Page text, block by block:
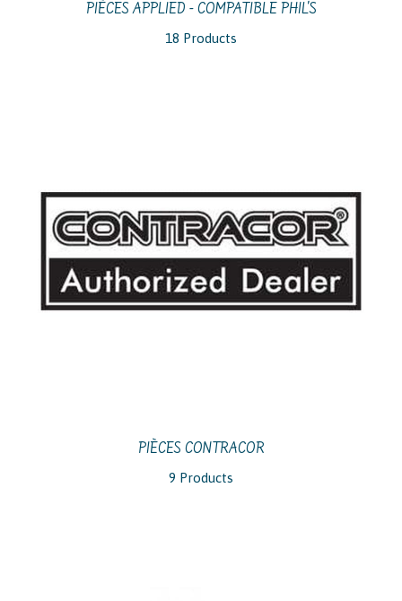
PIÈCES APPLIED - COMPATIBLE PHIL'S
18 Products
PIÈCES CONTRACOR
9 Products